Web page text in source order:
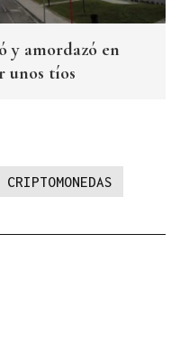
y amordazó en
unos tíos
CRIPTOMONEDAS